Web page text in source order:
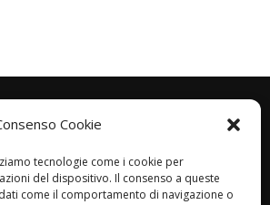
Cookie
tecnologie come i cookie per
del dispositivo. Il consenso a queste
come il comportamento di navigazione o